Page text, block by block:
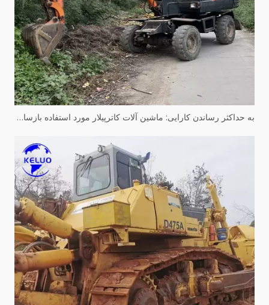
به حداکثر رساندن کارایی: ماشین آلات کاترپیلار مورد استفاده بازسازی شده